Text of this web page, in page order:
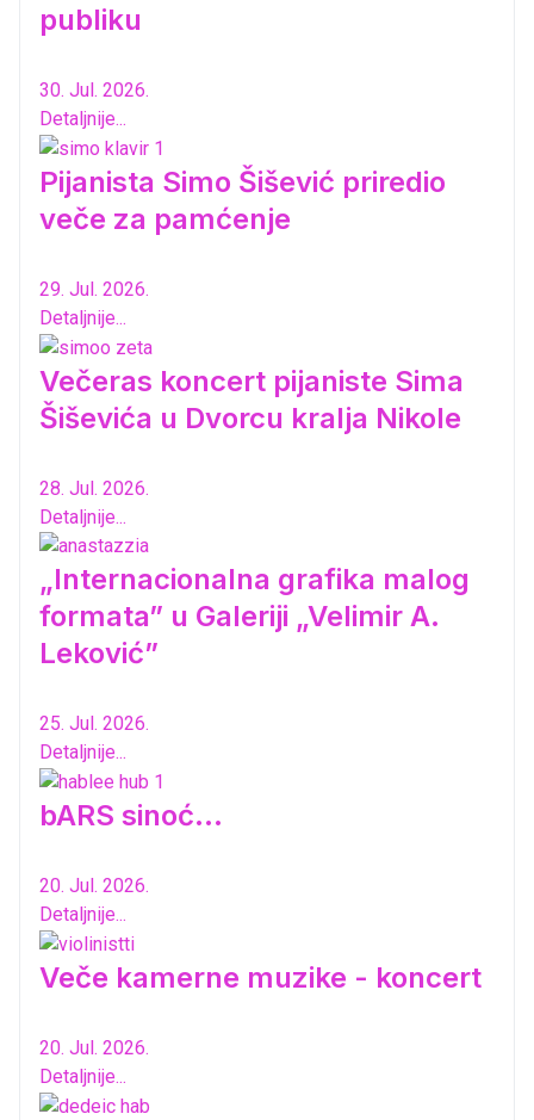
publiku
30. Jul. 2026.
Detaljnije...
Pijanista Simo Šišević priredio
veče za pamćenje
29. Jul. 2026.
Detaljnije...
Večeras koncert pijaniste Sima
Šiševića u Dvorcu kralja Nikole
28. Jul. 2026.
Detaljnije...
„Internacionalna grafika malog
formata” u Galeriji „Velimir A.
Leković”
25. Jul. 2026.
Detaljnije...
bARS sinoć...
20. Jul. 2026.
Detaljnije...
Veče kamerne muzike - koncert
20. Jul. 2026.
Detaljnije...